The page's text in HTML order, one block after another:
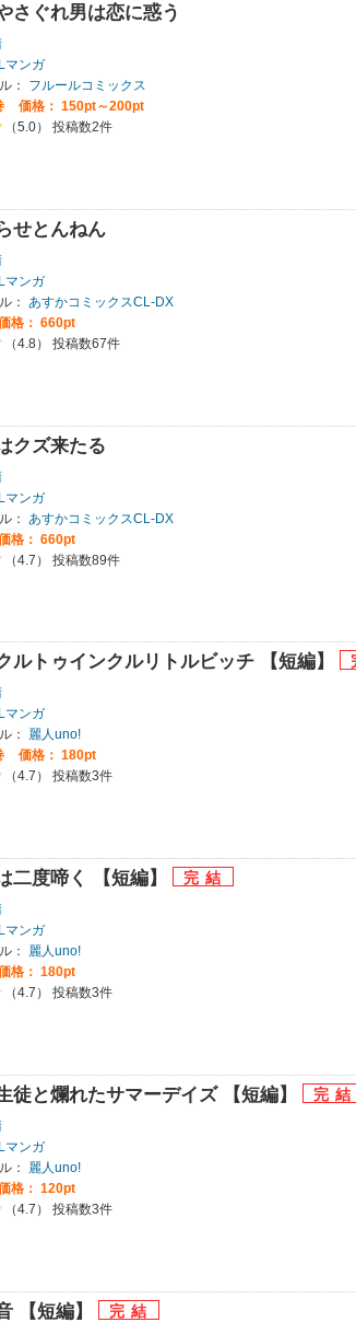
さぐれ男は恋に惑う
マンガ
：
フルールコミックス
価格： 150pt～200pt
（5.0） 投稿数2件
せとんねん
マンガ
：
あすかコミックスCL-DX
格： 660pt
（4.8） 投稿数67件
クズ来たる
マンガ
：
あすかコミックスCL-DX
格： 660pt
（4.7） 投稿数89件
ルトゥインクルリトルビッチ 【短編】
マンガ
：
麗人uno!
価格： 180pt
（4.7） 投稿数3件
二度啼く 【短編】
マンガ
：
麗人uno!
格： 180pt
（4.7） 投稿数3件
徒と爛れたサマーデイズ 【短編】
マンガ
：
麗人uno!
格： 120pt
（4.7） 投稿数3件
【短編】